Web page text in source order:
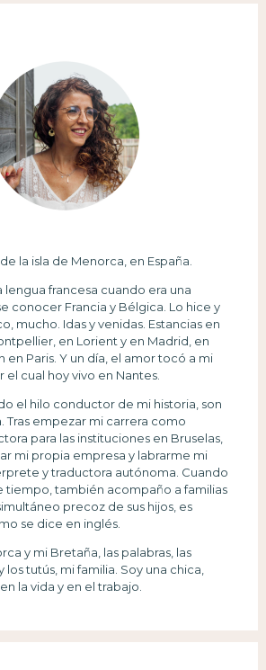
la isla de Menorca, en España.
francesa cuando era una
conocer Francia y Bélgica. Lo hice y
mucho. Idas y venidas. Estancias en
en Lorient y en Madrid, en
en Paris. Y un día, el amor tocó a mi
cual hoy vivo en Nantes.
el hilo conductor de mi historia, son
Tras empezar mi carrera como
para las instituciones en Bruselas,
mi propia empresa y labrarme mi
y traductora autónoma. Cuando
tiempo, también acompaño a familias
precoz de sus hijos, es
se dice en inglés.
y mi Bretaña, las palabras, las
tutús, mi familia. Soy una chica,
la vida y en el trabajo.